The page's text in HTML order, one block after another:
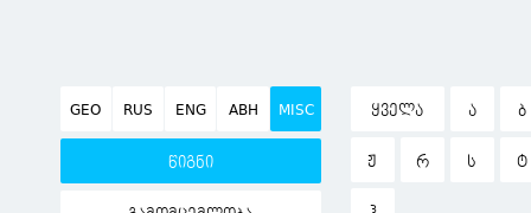
GEO RUS ENG ABH MISC
წიგნი
ᲧᲕᲔᲚᲐ Ა Ბ
Ჟ Რ Ს Ტ